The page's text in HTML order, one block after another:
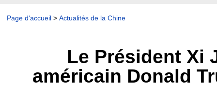
Page d'accueil> Actualités de la Chine
Le Président Xi
américain Donald